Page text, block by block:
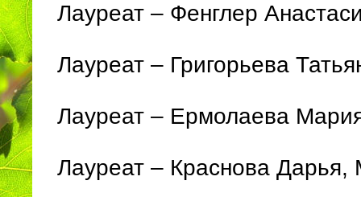
Лауреат – Фенглер
Лауреат – Григорьева
Лауреат – Ермолаева
Лауреат – Краснова